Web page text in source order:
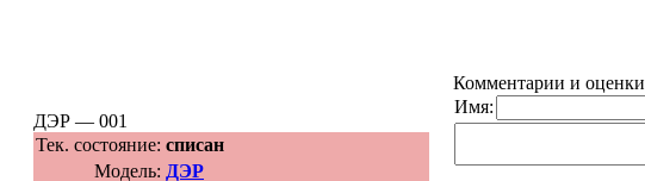
ДЭР — 001
Тек. состояние: списан
Модель: ДЭР
Комментарии и оценки
Имя: